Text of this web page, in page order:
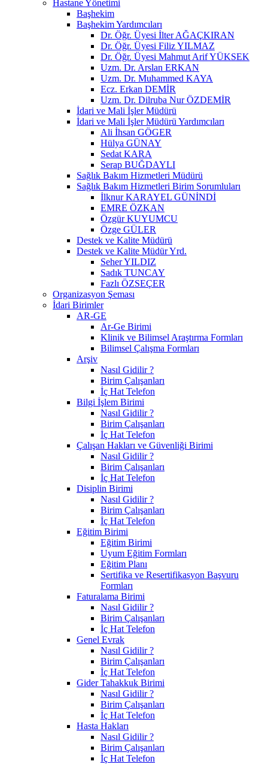
Hastane Yönetimi
Başhekim
Başhekim Yardımcıları
Dr. Öğr. Üyesi İlter AĞAÇKIRAN
Dr. Öğr. Üyesi Filiz YILMAZ
Dr. Öğr. Üyesi Mahmut Arif YÜKSEK
Uzm. Dr. Arslan ERKAN
Uzm. Dr. Muhammed KAYA
Ecz. Erkan DEMİR
Uzm. Dr. Dilruba Nur ÖZDEMİR
İdari ve Mali İşler Müdürü
İdari ve Mali İşler Müdürü Yardımcıları
Ali İhsan GÖGER
Hülya GÜNAY
Sedat KARA
Serap BUĞDAYLI
Sağlık Bakım Hizmetleri Müdürü
Sağlık Bakım Hizmetleri Birim Sorumluları
İlknur KARAYEL GÜNİNDİ
EMRE ÖZKAN
Özgür KUYUMCU
Özge GÜLER
Destek ve Kalite Müdürü
Destek ve Kalite Müdür Yrd.
Seher YILDIZ
Sadık TUNCAY
Fazlı ÖZSEÇER
Organizasyon Şeması
İdari Birimler
AR-GE
Ar-Ge Birimi
Klinik ve Bilimsel Araştırma Formları
Bilimsel Çalışma Formları
Arşiv
Nasıl Gidilir ?
Birim Çalışanları
İç Hat Telefon
Bilgi İşlem Birimi
Nasıl Gidilir ?
Birim Çalışanları
İç Hat Telefon
Çalışan Hakları ve Güvenliği Birimi
Nasıl Gidilir ?
Birim Çalışanları
İç Hat Telefon
Disiplin Birimi
Nasıl Gidilir ?
Birim Çalışanları
İç Hat Telefon
Eğitim Birimi
Eğitim Birimi
Uyum Eğitim Formları
Eğitim Planı
Sertifika ve Resertifikasyon Başvuru
Formları
Faturalama Birimi
Nasıl Gidilir ?
Birim Çalışanları
İç Hat Telefon
Genel Evrak
Nasıl Gidilir ?
Birim Çalışanları
İç Hat Telefon
Gider Tahakkuk Birimi
Nasıl Gidilir ?
Birim Çalışanları
İç Hat Telefon
Hasta Hakları
Nasıl Gidilir ?
Birim Çalışanları
İç Hat Telefon